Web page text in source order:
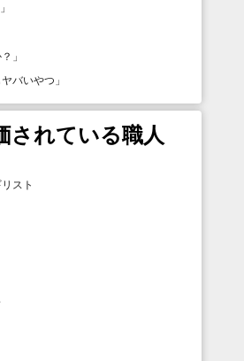
」
」
バいやつ 」
されている職人
スト